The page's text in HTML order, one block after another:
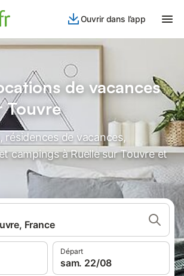
Ouvrir dans l’app
de vacances
Touvre
résidences de vacances,
campings à Ruelle sur Touvre et
France
Départ
sam. 22/08